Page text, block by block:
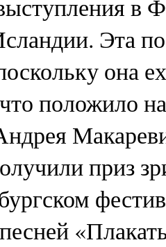
Эта
она
положило
приз